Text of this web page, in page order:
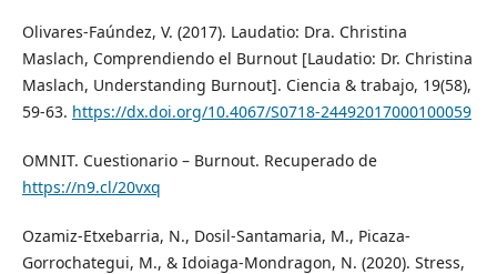
Olivares-Faúndez, V. (2017). Laudatio: Dra. Christina
Maslach, Comprendiendo el Burnout [Laudatio: Dr. Christina
Maslach, Understanding Burnout]. Ciencia & trabajo, 19(58),
59-63. https://dx.doi.org/10.4067/S0718-24492017000100059
OMNIT. Cuestionario – Burnout. Recuperado de
https://n9.cl/20vxq
Ozamiz-Etxebarria, N., Dosil-Santamaria, M., Picaza-
Gorrochategui, M., & Idoiaga-Mondragon, N. (2020). Stress,